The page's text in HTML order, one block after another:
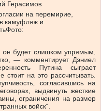
на перемирие,
камуфляж и
Фото:
будет слишком упрямым,
— комментирует Дэниел
Путина сыграет
на это рассчитывать.
согласившись на
выдвинуть жесткие
ограничения на размер
войск”.